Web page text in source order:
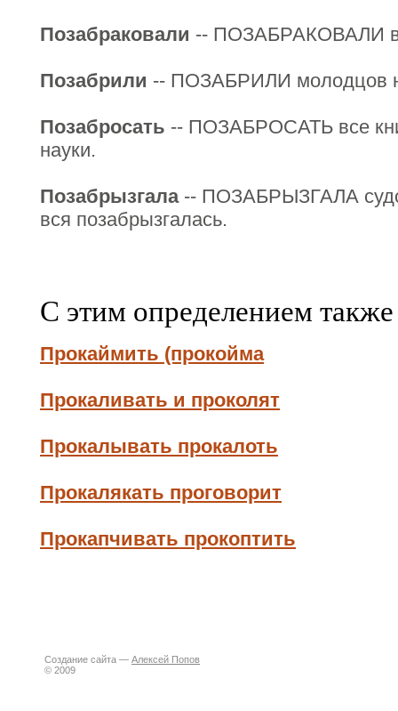
Позабраковали -- ПОЗАБРАКОВАЛИ
Позабрили -- ПОЗАБРИЛИ молодцов
Позабросать -- ПОЗАБРОСАТЬ все
науки.
Позабрызгала-- ПОЗАБРЫЗГАЛА
вся позабрызгалась.
С этим определением
Прокаймить (прокойма
Прокаливать и проколят
Прокалывать прокалоть
Прокалякать проговорит
Прокапчивать прокоптить
Создание сайта — Алексей Попов
© 2009